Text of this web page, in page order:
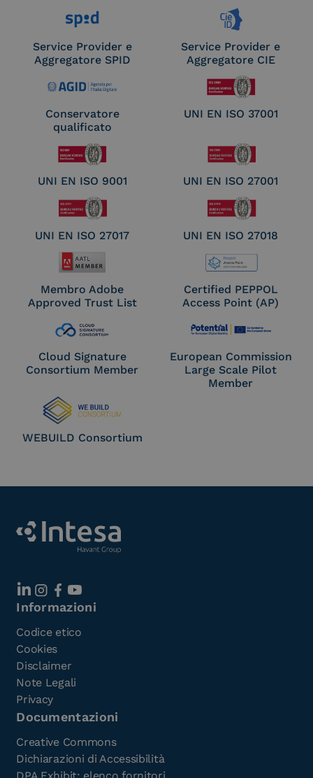
Service Provider e
Aggregatore SPID
Service Provider e
Aggregatore CIE
Conservatore
qualificato
UNI EN ISO 37001
UNI EN ISO 9001 UNI EN ISO 27001
UNI EN ISO 27017 UNI EN ISO 27018
Membro Adobe
Approved Trust List
Certified PEPPOL
Access Point (AP)
Cloud Signature
Consortium Member
European Commission
Large Scale Pilot
Member
WEBUILD Consortium
Informazioni
Codice etico
Cookies
Disclaimer
Note Legali
Privacy
Documentazioni
Creative Commons
Dichiarazioni di Accessibilità